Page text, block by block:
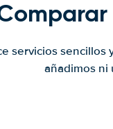
servicios sencillos
añadimos ni